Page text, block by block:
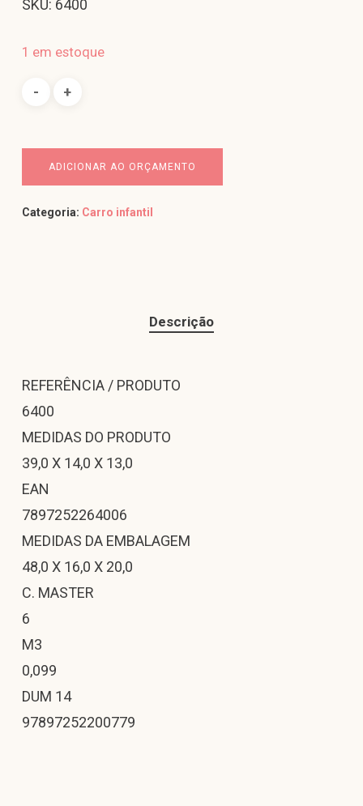
SKU: 6400
1 em estoque
ADICIONAR AO ORÇAMENTO
Categoria: Carro infantil
Descrição
REFERÊNCIA / PRODUTO
6400
MEDIDAS DO PRODUTO
39,0 X 14,0 X 13,0
EAN
7897252264006
MEDIDAS DA EMBALAGEM
48,0 X 16,0 X 20,0
C. MASTER
6
M3
0,099
DUM 14
97897252200779